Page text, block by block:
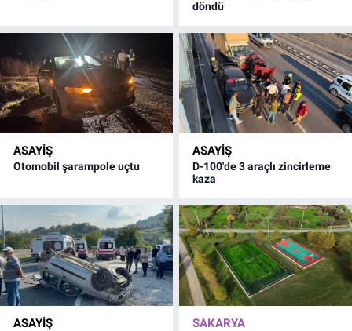
döndü
ASAYİŞ
Otomobil şarampole uçtu
ASAYİŞ
D-100'de 3 araçlı zincirleme
kaza
ASAYİŞ SAKARYA